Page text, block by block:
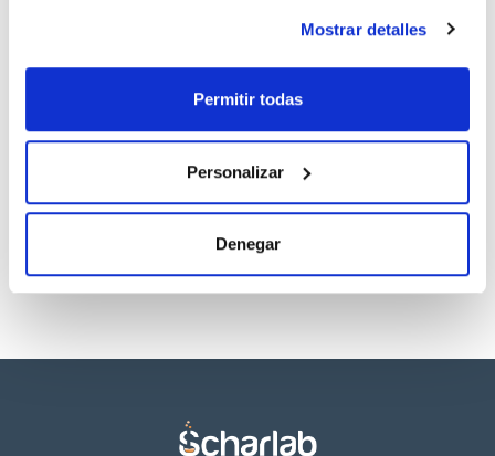
Mostrar detalles
Permitir todas
Personalizar
Denegar
descargas
Regístrate para
productos marca Scharlau habitualmente en stock,